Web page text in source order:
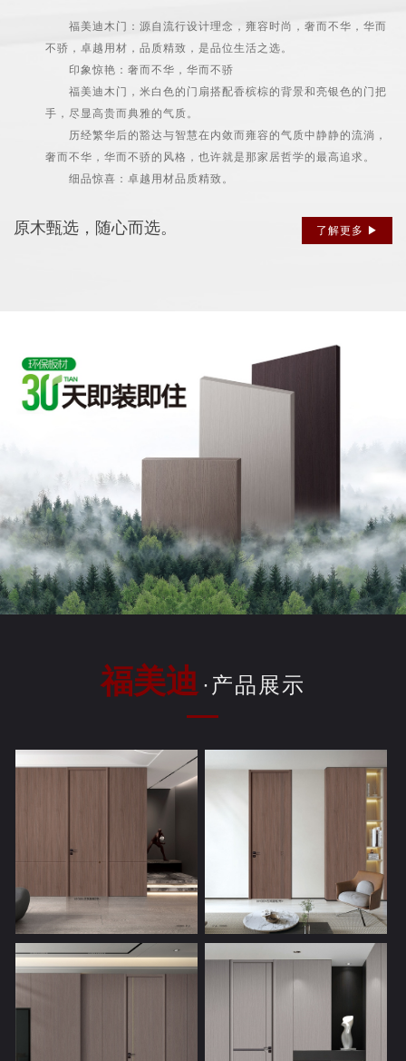
福美迪木门：源自流行设计理念，雍容时尚，奢而不华，华而
不骄，卓越用材，品质精致，是品位生活之选。
印象惊艳：奢而不华，华而不骄
福美迪木门，米白色的门扇搭配香槟棕的背景和亮银色的门把
手，尽显高贵而典雅的气质。
历经繁华后的豁达与智慧在内敛而雍容的气质中静静的流淌，
奢而不华，华而不骄的风格，也许就是那家居哲学的最高追求。
细品惊喜：卓越用材品质精致。
了解更多 ▶
原木甄选，随心而选。
福美迪 ·产品展示